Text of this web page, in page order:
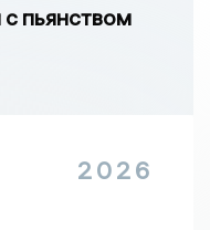
пьянством
2026